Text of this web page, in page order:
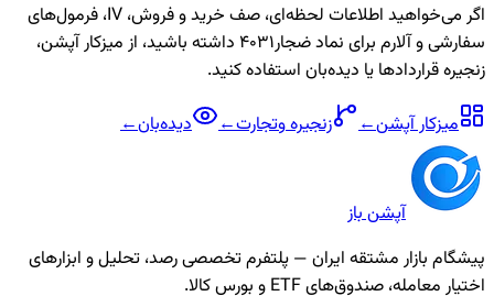
اگر می‌خواهید اطلاعات لحظه‌ای، صف خرید و فروش، IV، فرمول‌های
سفارشی و آلارم برای نمادضجار4031
داشته باشید، از میزکار آپشن،
زنجیره قراردادها یا دیده‌بان استفاده کنید.
میزکار آپشن← زنجیرهوتجارت← دیده‌بان←
آپشن باز
پیشگام بازار مشتقه ایران — پلتفرم تخصصی رصد، تحلیل و ابزارهای
اختیار معامله، صندوق‌های ETF و بورس کالا.